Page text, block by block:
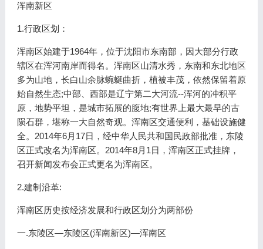
浑南新区
1.行政区划：
浑南区始建于1964年，位于沈阳市东南部，因大部分行政
辖区在浑河南岸而得名。浑南区山清水秀，东南和东北地区
多为山地，长白山余脉蜿蜒曲折，植被丰茂，依然保留着原
始自然生态;中部、西部是辽宁第二大河流--浑河的冲积平
原，地势平坦，是城市拓展的腹地;有世界上最大最早的古
陨石群，堪称一大自然奇观。浑南区交通便利，基础设施健
全。2014年6月17日，经中华人民共和国民政部批准，东陵
区正式改名为浑南区。2014年8月1日，浑南区正式挂牌，
召开新闻发布会正式更名为浑南区。
2.建制沿革:
浑南区历史按经济发展和行政区划分为两部份
一.东陵区―东陵区(浑南新区)―浑南区